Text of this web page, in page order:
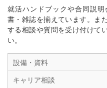
就活ハンドブックや合同説
書・雑誌を揃えています。ま
する相談や質問を受け付けて
い。
設備・資料
キャリア相談